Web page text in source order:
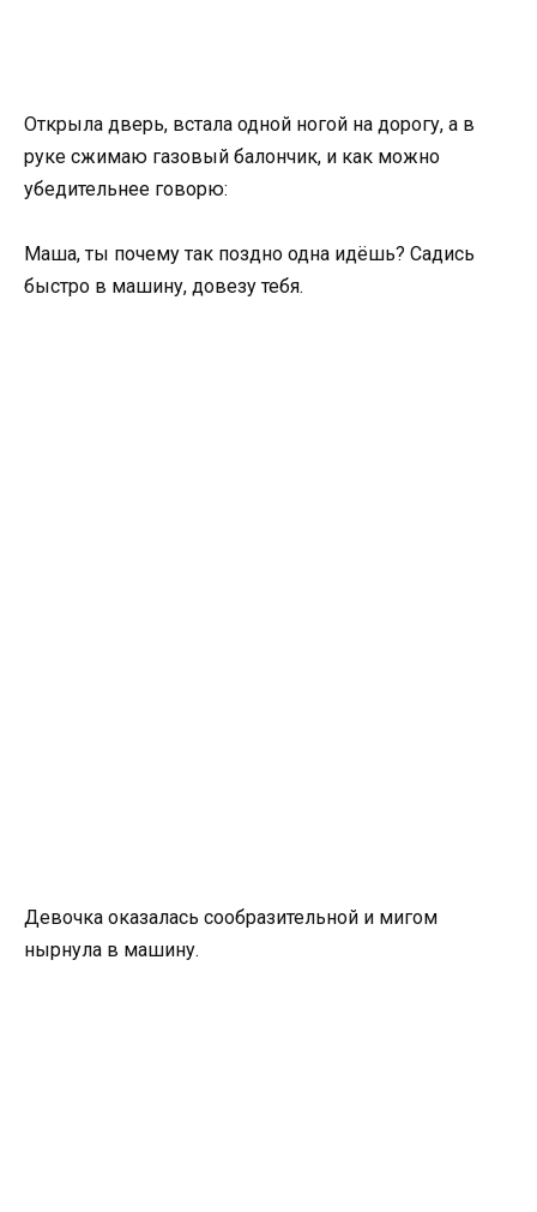
Открыла дверь, встала одной ногой на дорогу, а в
руке сжимаю газовый балончик, и как можно
убедительнее говорю:
Маша, ты почему так поздно одна идёшь? Садись
быстро в машину, довезу тебя.
Девочка оказалась сообразительной и мигом
нырнула в машину.